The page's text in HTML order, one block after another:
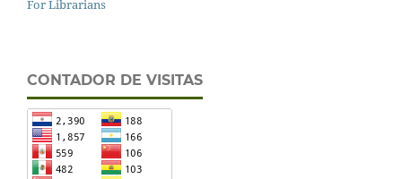
For Librarians
CONTADOR DE VISITAS